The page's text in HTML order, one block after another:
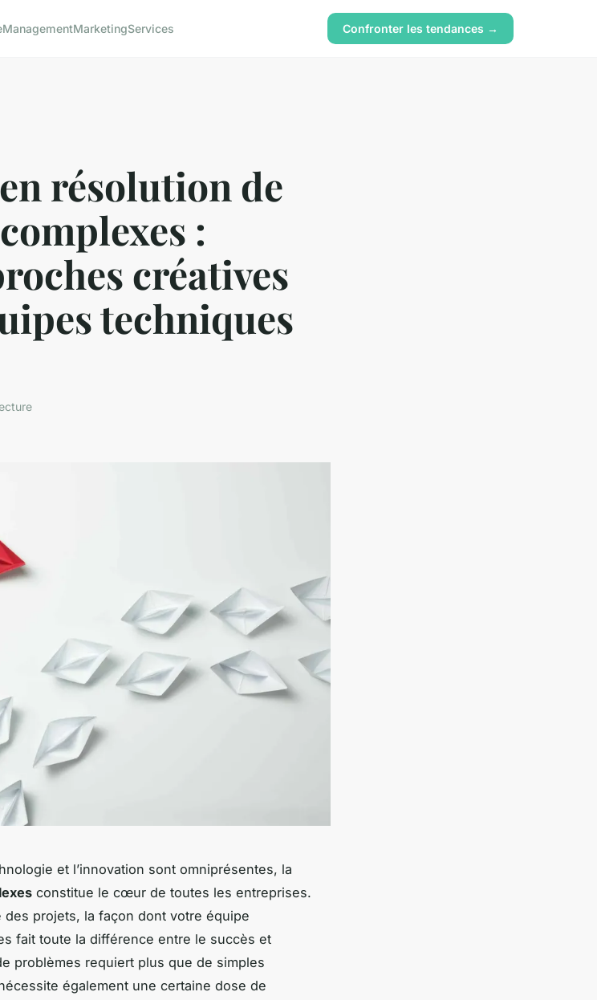
ManagementMarketingServices Confronter les tendances →
résolution de
:
créatives
techniques
et l’innovation sont omniprésentes, la
constitue le cœur de toutes les entreprises.
des projets, la façon dont votre équipe
fait toute la différence entre le succès et
problèmes requiert plus que de simples
également une certaine dose de